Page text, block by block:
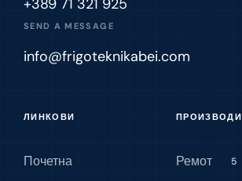
+389 71 321 925
SEND A MESSAGE
info@frigoteknikabei.com
ЛИНКОВИ
Почетна
ПРОИЗВОДИ
Ремот 5